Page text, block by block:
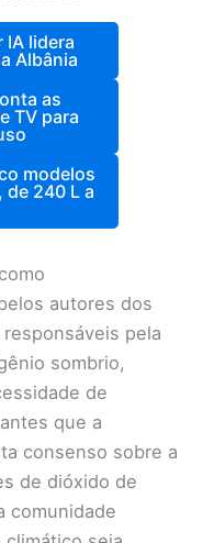
IA lidera
Albânia
as
TV para
modelos
240 L a
autores dos
pela
sombrio,
de
que a
consenso sobre a
de dióxido de
comunidade